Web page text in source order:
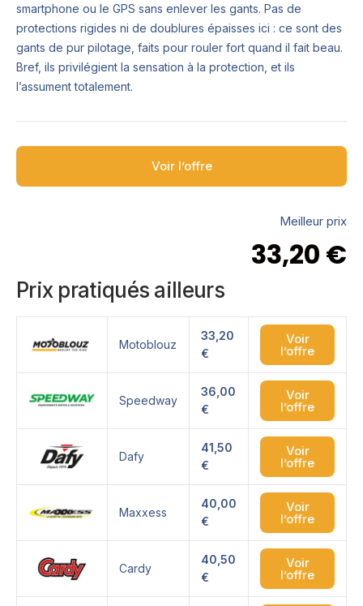
smartphone ou le GPS sans enlever les gants. Pas de
protections rigides ni de doublures épaisses ici : ce sont des
gants de pur pilotage, faits pour rouler fort quand il fait beau.
Bref, ils privilégient la sensation à la protection, et ils
l’assument totalement.
Voir l’offre
Meilleur prix
33,20 €
Prix pratiqués ailleurs
Motoblouz
33,20
€
Voir
l’offre
Speedway
36,00
€
Voir
l’offre
Dafy
41,50
€
Voir
l’offre
Maxxess
40,00
€
Voir
l’offre
Cardy
40,50
€
Voir
l’offre